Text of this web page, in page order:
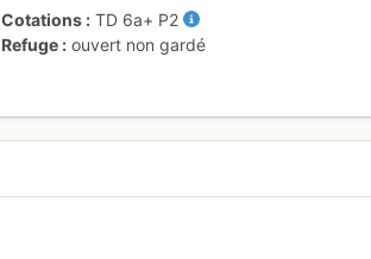
Cotations TD 6a+ P2
Refuge
ouvert non gardé